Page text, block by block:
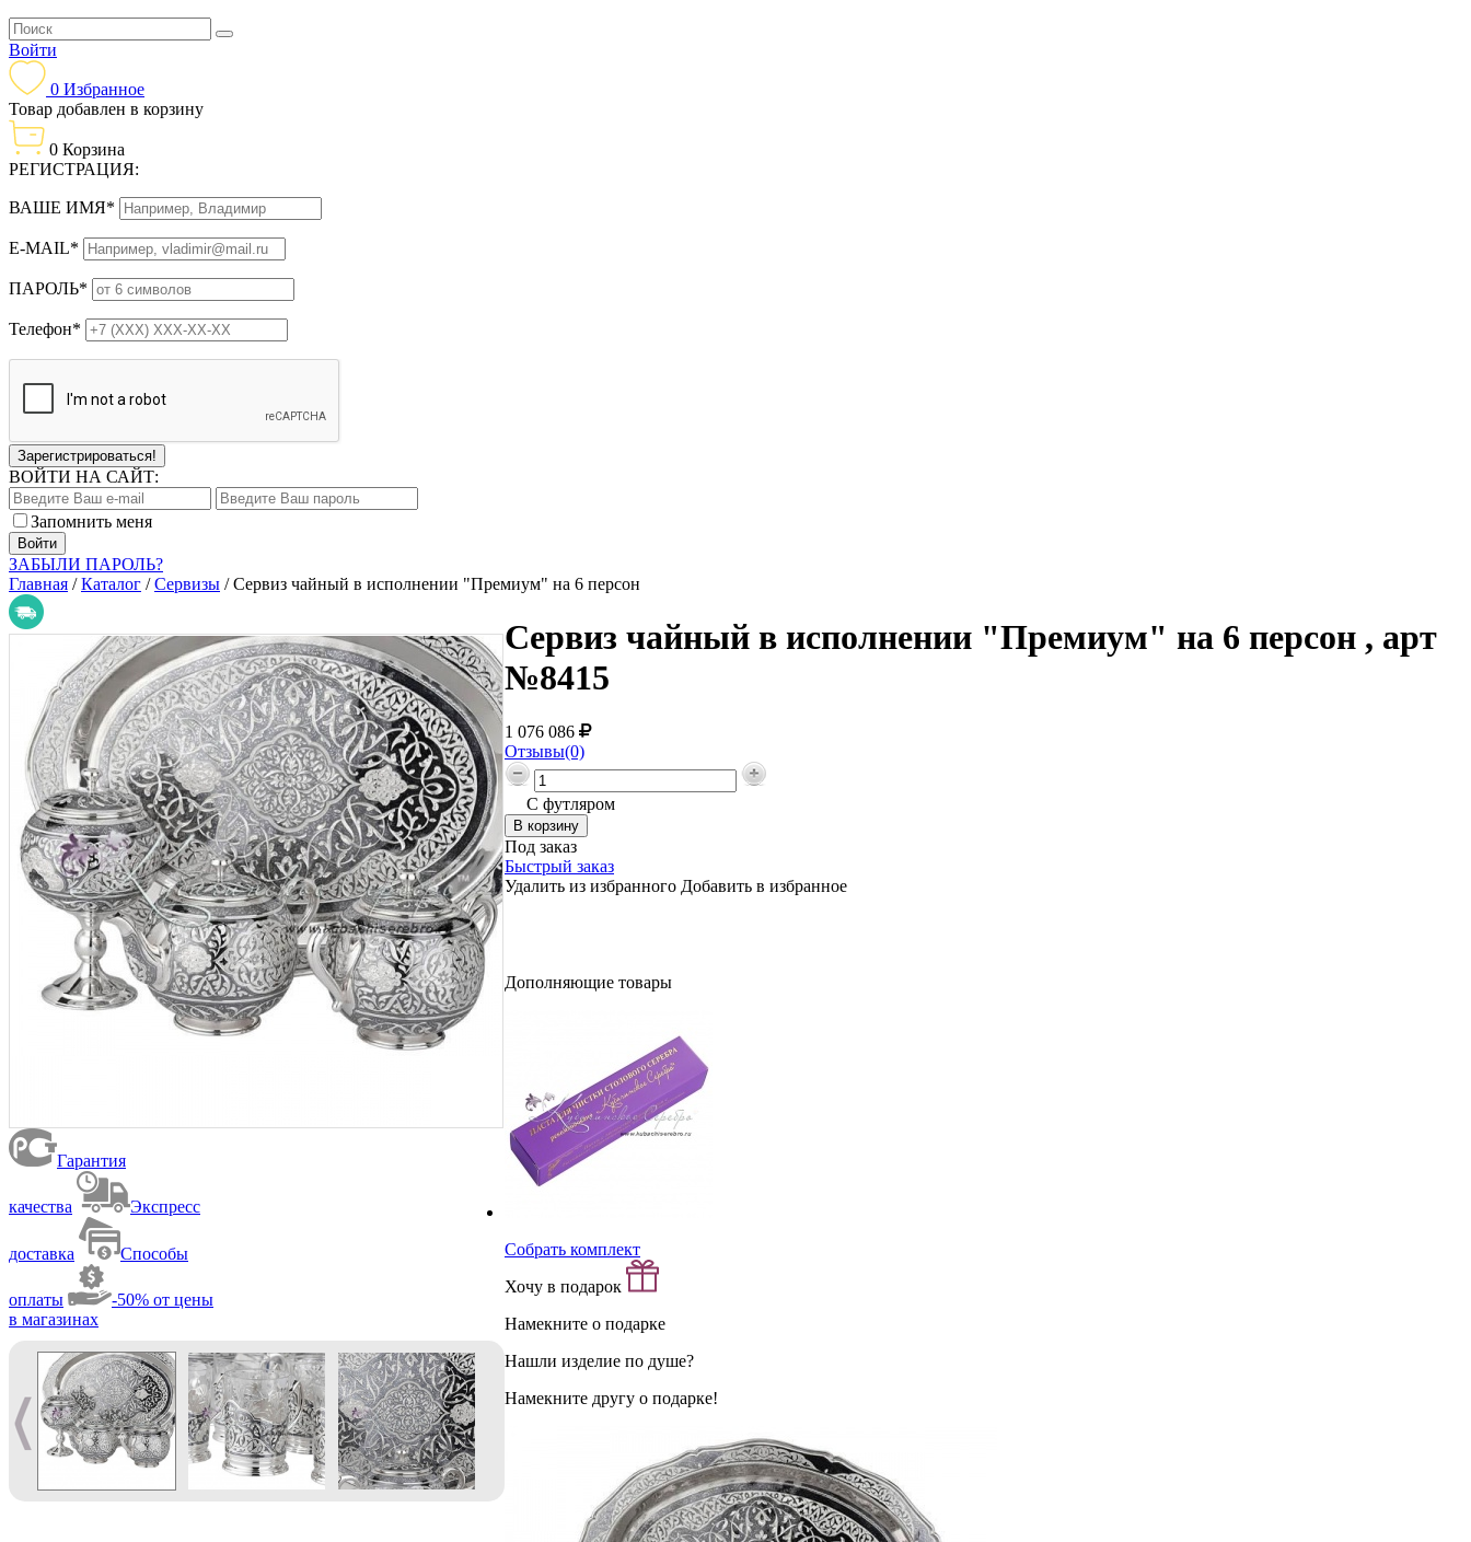
Войти
0 Избранное
Товар добавлен в корзину
0 Корзина
РЕГИСТРАЦИЯ:
ВАШЕ ИМЯ*
E-MAIL*
ПАРОЛЬ*
Телефон*
Зарегистрироваться!
ВОЙТИ НА САЙТ:
Запомнить меня
ЗАБЫЛИ ПАРОЛЬ?
Главная /Каталог /Сервизы /Сервиз чайный в исполнении "Премиум" на 6 персон
Гарантия
качества Экспресс
доставка Способы
оплаты
-50% от цены
в магазинах
Сервиз чайный в исполнении "Премиум" на 6 персон , арт
№8415
1 076 086
Отзывы(0)
С футляром
Под заказ
Быстрый заказ
Удалить из избранного Добавить в избранное
Дополняющие товары
Собрать комплект
Хочу в подарок
Намекните о подарке
Нашли изделие по душе?
Намекните другу о подарке!